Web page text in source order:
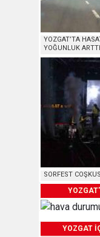
YOZGAT’TA
YOĞUNLUK ARTTI
SORFEST
YOZGAT